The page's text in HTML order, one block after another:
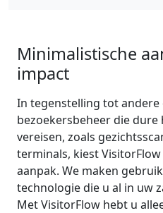
Minimalistische
impact
In tegenstelling tot
bezoekersbeheer die
vereisen, zoals
terminals, kiest
aanpak. We maken
technologie die u al in uw
Met VisitorFlow hebt u